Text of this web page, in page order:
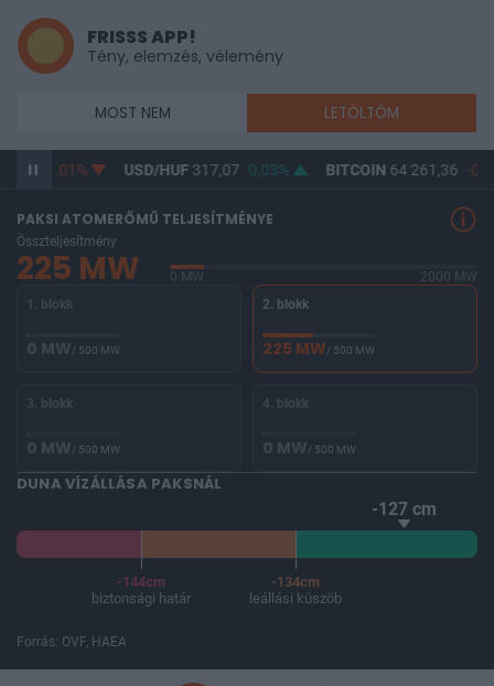
FRISSS APP!
Tény, elemzés, vélemény
MOST NEM LETÖLTÖM
-0,01% USD/HUF 317,07 0,03% BITCOIN 64 261,36 -
PAKSI ATOMERŐMŰ TELJESÍTMÉNYE
Összteljesítmény
225 MW 0 MW
2000 MW
1. blokk
0 MW/ 500 MW
2. blokk
225 MW/ 500 MW
3. blokk
0 MW/ 500 MW
4. blokk
0 MW/ 500 MW
DUNA VÍZÁLLÁSA PAKSNÁL
-127 cm
-144cm
biztonsági határ
-134cm
leállási küszöb
Forrás: OVF, HAEA